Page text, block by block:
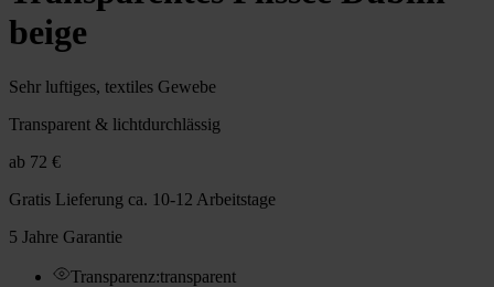
beige
Sehr luftiges, textiles Gewebe
Transparent & lichtdurchlässig
ab 72 €
Gratis Lieferung ca. 10-12 Arbeitstage
5 Jahre Garantie
Transparenz:transparent